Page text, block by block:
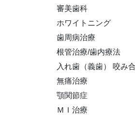
審美歯科
ホワイトニング
歯周病治療
根管治療/歯内療法
入れ歯（義歯） 咬み
無痛治療
顎関節症
ＭＩ治療